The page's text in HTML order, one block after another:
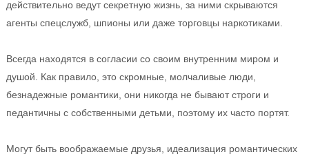
действительно ведут секретную жизнь, за ними скрываются
агенты спецслужб, шпионы или даже торговцы наркотиками.
Всегда находятся в согласии со своим внутренним миром и
душой. Как правило, это скромные, молчаливые люди,
безнадежные романтики, они никогда не бывают строги и
педантичны с собственными детьми, поэтому их часто портят.
Могут быть воображаемые друзья, идеализация романтических